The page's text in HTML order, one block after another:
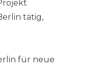
tätig,
für neue